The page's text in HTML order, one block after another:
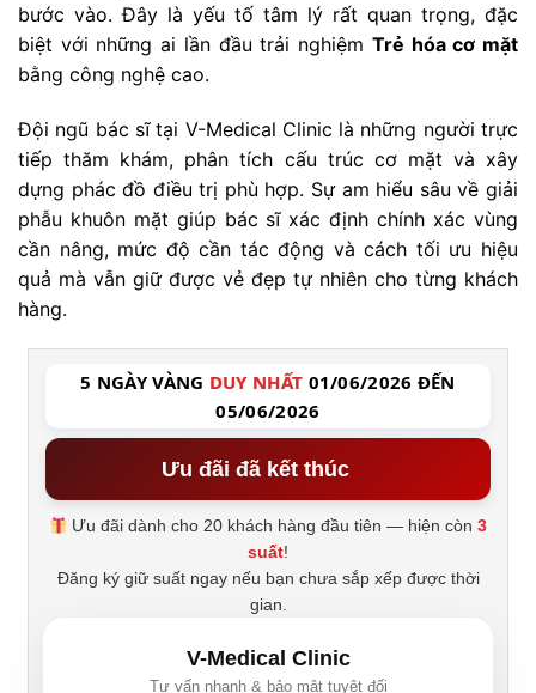
bước vào. Đây là yếu tố tâm lý rất quan trọng, đặc
biệt với những ai lần đầu trải nghiệm Trẻ hóa cơ mặt
bằng công nghệ cao.
Đội ngũ bác sĩ tại V-Medical Clinic là những người trực
tiếp thăm khám, phân tích cấu trúc cơ mặt và xây
dựng phác đồ điều trị phù hợp. Sự am hiểu sâu về giải
phẫu khuôn mặt giúp bác sĩ xác định chính xác vùng
cần nâng, mức độ cần tác động và cách tối ưu hiệu
quả mà vẫn giữ được vẻ đẹp tự nhiên cho từng khách
hàng.
5 NGÀY VÀNG DUY NHẤT 01/06/2026 ĐẾN
05/06/2026
Ưu đãi đã kết thúc
Ưu đãi dành cho 20 khách hàng đầu tiên — hiện còn3
suất!
Đăng ký giữ suất ngay nếu bạn chưa sắp xếp được thời
gian.
V-Medical Clinic
Tư vấn nhanh & bảo mật tuyệt đối